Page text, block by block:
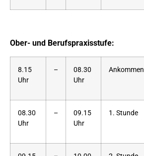
Ober- und Berufspraxisstufe:
8.15
Uhr
­–
08.30
Uhr
Ankommen
08.30
Uhr
–
09.15
Uhr
1. Stunde